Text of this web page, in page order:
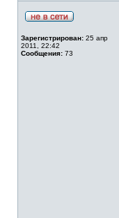
Зарегистрирован: 25 апр
2011, 22:42
Сообщения: 73